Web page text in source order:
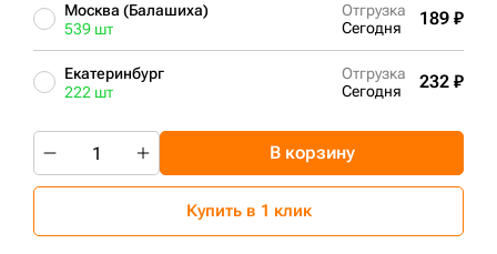
Москва (Балашиха)
539 шт
Отгрузка
Сегодня
189 ₽
Екатеринбург
222 шт
Отгрузка
Сегодня
232 ₽
В корзину
Купить в 1 клик